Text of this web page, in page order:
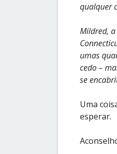
qualquer
Mildred,
umas
cedo –
se
Uma
esperar.